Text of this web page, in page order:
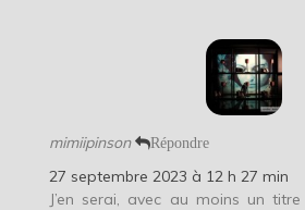
mimiipinson Répondre
27 septembre 2023 à 12 h 27 min
J’en serai, avec au moins un